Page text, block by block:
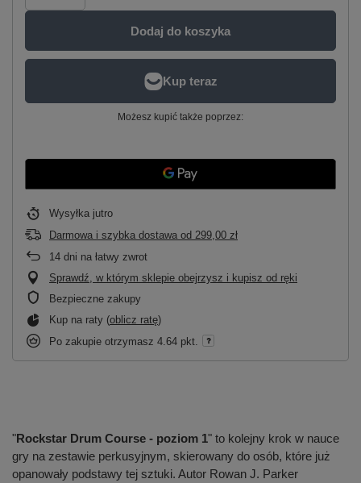
Dodaj do koszyka
Możesz kupić także poprzez:
Wysyłka jutro
Darmowa i szybka dostawa od 299,00 zł
14 dni na łatwy zwrot
Sprawdź, w którym sklepie obejrzysz i kupisz od ręki
Bezpieczne zakupy
Kup na raty (oblicz ratę)
Po zakupie otrzymasz 4.64 pkt.
"Rockstar Drum Course - poziom 1" to kolejny krok w nauce
gry na zestawie perkusyjnym, skierowany do osób, które już
opanowały podstawy tej sztuki. Autor Rowan J. Parker